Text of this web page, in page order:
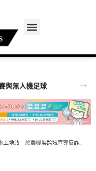
與無人機足球
地政 於農機展跨域宣導反詐反賄